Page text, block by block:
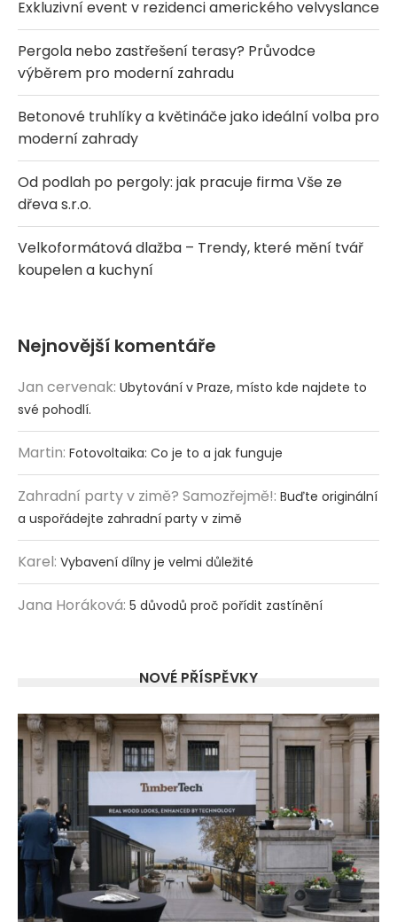
Exkluzivní event v rezidenci amerického velvyslance
Pergola nebo zastřešení terasy? Průvodce
výběrem pro moderní zahradu
Betonové truhlíky a květináče jako ideální volba pro
moderní zahrady
Od podlah po pergoly: jak pracuje firma Vše ze
dřeva s.r.o.
Velkoformátová dlažba – Trendy, které mění tvář
koupelen a kuchyní
Nejnovější komentáře
Jan cervenak: Ubytování v Praze, místo kde najdete to
své pohodlí.
Martin: Fotovoltaika: Co je to a jak funguje
Zahradní party v zimě? Samozřejmě!: Buďte originální
a uspořádejte zahradní party v zimě
Karel: Vybavení dílny je velmi důležité
Jana Horáková: 5 důvodů proč pořídit zastínění
NOVÉ PŘÍSPĚVKY